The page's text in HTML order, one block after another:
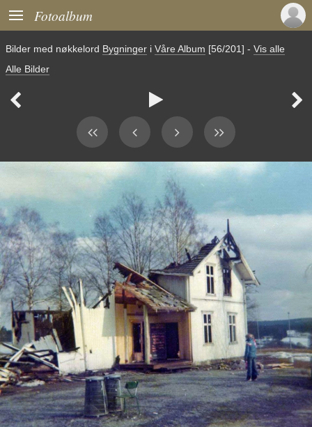
 Fotoalbum
Bilder med nøkkelord Bygninger i Våre Album [56/201] - Vis alle
Alle Bilder
  